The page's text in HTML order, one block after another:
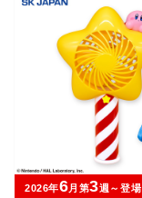
2026年6月第3週～登場